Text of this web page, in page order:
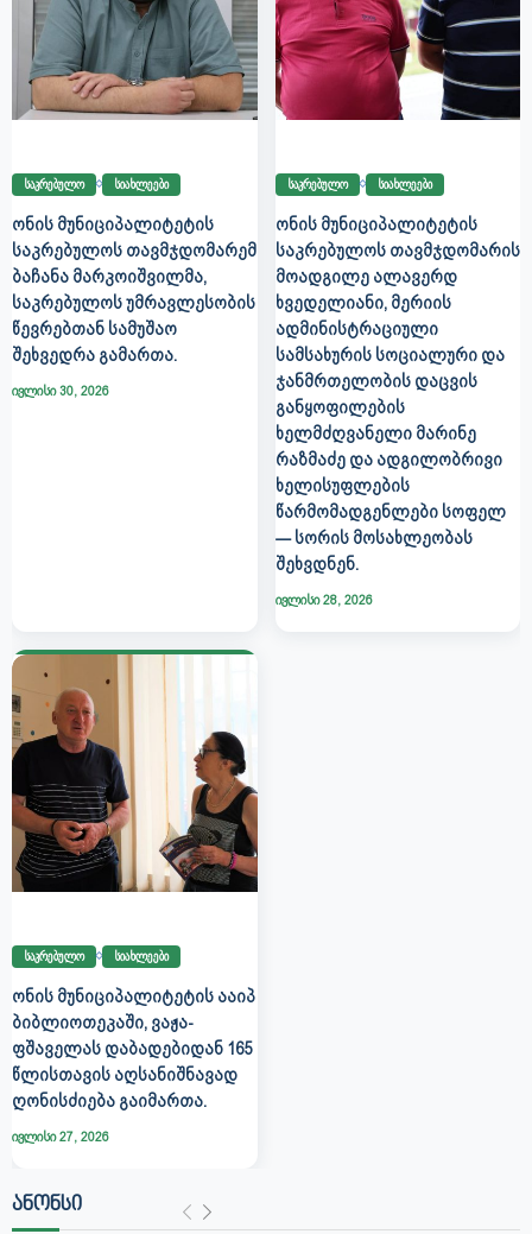
საკრებულო სიახლეები
ᲝᲜᲘᲡ ᲛᲣᲜᲘᲪᲘᲞᲐᲚᲘᲢᲔᲢᲘᲡ
ᲡᲐᲙᲠᲔᲑᲣᲚᲝᲡ ᲗᲐᲕᲛᲯᲓᲝᲛᲐᲠᲔᲛ
ᲑᲐᲩᲐᲜᲐ ᲛᲐᲠᲙᲝᲘᲨᲕᲘᲚᲛᲐ,
ᲡᲐᲙᲠᲔᲑᲣᲚᲝᲡ ᲣᲛᲠᲐᲕᲚᲔᲡᲝᲑᲘᲡ
ᲬᲔᲕᲠᲔᲑᲗᲐᲜ ᲡᲐᲛᲣᲨᲐᲝ
ᲨᲔᲮᲕᲔᲓᲠᲐ ᲒᲐᲛᲐᲠᲗᲐ.
ივლისი 30, 2026
საკრებულო სიახლეები
ᲝᲜᲘᲡ ᲛᲣᲜᲘᲪᲘᲞᲐᲚᲘᲢᲔᲢᲘᲡ
ᲡᲐᲙᲠᲔᲑᲣᲚᲝᲡ ᲗᲐᲕᲛᲯᲓᲝᲛᲐᲠᲘᲡ
ᲛᲝᲐᲓᲒᲘᲚᲔ ᲐᲚᲐᲕᲔᲠᲓ
ᲮᲕᲔᲓᲔᲚᲘᲐᲜᲘ, ᲛᲔᲠᲘᲘᲡ
ᲐᲓᲛᲘᲜᲘᲡᲢᲠᲐᲪᲘᲣᲚᲘ
ᲡᲐᲛᲡᲐᲮᲣᲠᲘᲡ ᲡᲝᲪᲘᲐᲚᲣᲠᲘ ᲓᲐ
ᲯᲐᲜᲛᲠᲗᲔᲚᲝᲑᲘᲡ ᲓᲐᲪᲕᲘᲡ
ᲒᲐᲜᲧᲝᲤᲘᲚᲔᲑᲘᲡ
ᲮᲔᲚᲛᲫᲦᲕᲐᲜᲔᲚᲘ ᲛᲐᲠᲘᲜᲔ
ᲠᲐᲖᲛᲐᲫᲔ ᲓᲐ ᲐᲓᲒᲘᲚᲝᲑᲠᲘᲕᲘ
ᲮᲔᲚᲘᲡᲣᲤᲚᲔᲑᲘᲡ
ᲬᲐᲠᲛᲝᲛᲐᲓᲒᲔᲜᲚᲔᲑᲘ ᲡᲝᲤᲔᲚ
— ᲡᲝᲠᲘᲡ ᲛᲝᲡᲐᲮᲚᲔᲝᲑᲐᲡ
ᲨᲔᲮᲕᲓᲜᲔᲜ.
ივლისი 28, 2026
საკრებულო სიახლეები
ᲝᲜᲘᲡ ᲛᲣᲜᲘᲪᲘᲞᲐᲚᲘᲢᲔᲢᲘᲡ ᲐᲐᲘᲞ
ᲑᲘᲑᲚᲘᲝᲗᲔᲙᲐᲨᲘ, ᲕᲐᲟᲐ-
ᲤᲨᲐᲕᲔᲚᲐᲡ ᲓᲐᲑᲐᲓᲔᲑᲘᲓᲐᲜ 165
ᲬᲚᲘᲡᲗᲐᲕᲘᲡ ᲐᲦᲡᲐᲜᲘᲨᲜᲐᲕᲐᲓ
ᲦᲝᲜᲘᲡᲫᲘᲔᲑᲐ ᲒᲐᲘᲛᲐᲠᲗᲐ.
ივლისი 27, 2026
ᲐᲜᲝᲜᲡᲘ